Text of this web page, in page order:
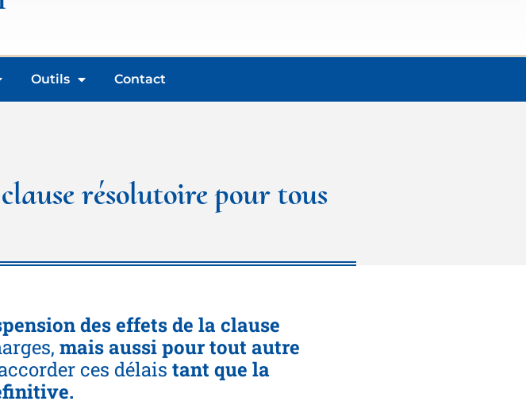
Outils Contact
résolutoire pour tous
des effets de la clause
mais aussi pourtout autre
ces délais tant que la